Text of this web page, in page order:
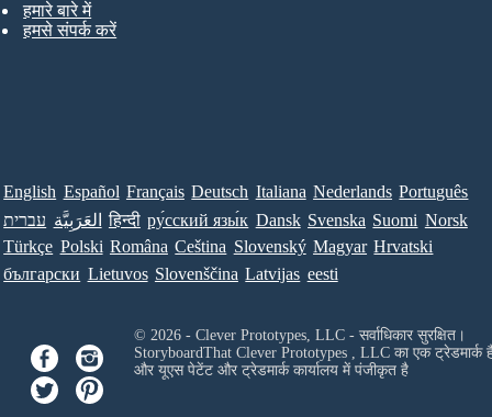
हमारे बारे में
हमसे संपर्क करें
English Español Français Deutsch Italiana Nederlands Português
עברית العَرَبِيَّة हिन्दी ру́сский язы́к Dansk Svenska Suomi Norsk
Türkçe Polski Româna Ceština Slovenský Magyar Hrvatski
български Lietuvos Slovenščina Latvijas eesti
© 2026 - Clever Prototypes, LLC - सर्वाधिकार सुरक्षित।
StoryboardThat Clever Prototypes , LLCका एक ट्रेडमार्क
और यूएस पेटेंट और ट्रेडमार्क कार्यालय में पंजीकृत है